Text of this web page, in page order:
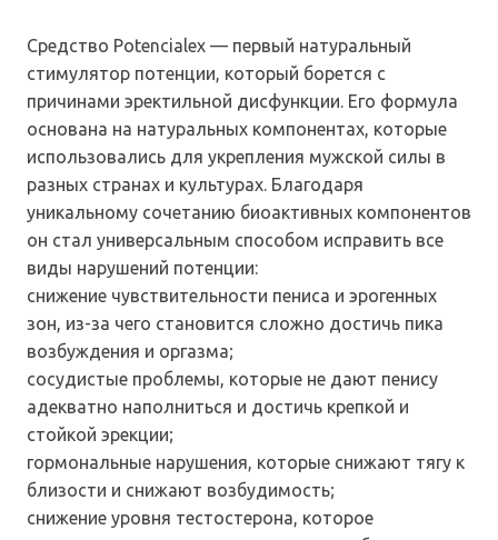
Средство Potencialex — первый натуральный
стимулятор потенции, который борется с
причинами эректильной дисфункции. Его формула
основана на натуральных компонентах, которые
использовались для укрепления мужской силы в
разных странах и культурах. Благодаря
уникальному сочетанию биоактивных компонентов
он стал универсальным способом исправить все
виды нарушений потенции:
снижение чувствительности пениса и эрогенных
зон, из-за чего становится сложно достичь пика
возбуждения и оргазма;
сосудистые проблемы, которые не дают пенису
адекватно наполниться и достичь крепкой и
стойкой эрекции;
гормональные нарушения, которые снижают тягу к
близости и снижают возбудимость;
снижение уровня тестостерона, которое